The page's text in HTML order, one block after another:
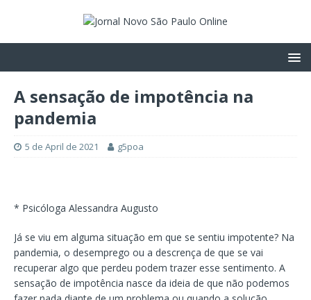
A sensação de impotência na
pandemia
5 de April de 2021 g5poa
* Psicóloga Alessandra Augusto
Já se viu em alguma situação em que se sentiu impotente? Na
pandemia, o desemprego ou a descrença de que se vai
recuperar algo que perdeu podem trazer esse sentimento. A
sensação de impotência nasce da ideia de que não podemos